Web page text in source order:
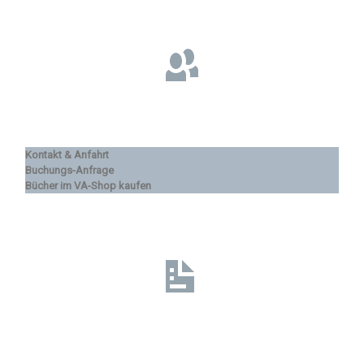
Kontakt & Anfahrt
Buchungs-Anfrage
Bücher im VA-Shop kaufen